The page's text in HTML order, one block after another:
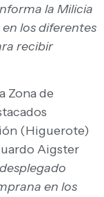
la Milicia
los diferentes
recibir
Zona de
(Higuerote)
Aigster
en los